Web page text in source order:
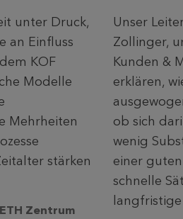
unter Druck,
an Einfluss
KOF
Modelle
Mehrheiten
stärken
Zentrum
Unser
Zollinger,
Kunden &
erklären,
ob sich
wenig
einer
schnelle